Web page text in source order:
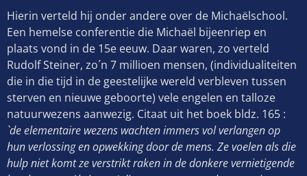
Hierin verteld hij onder andere over de Michaëlschool.
Een hemelse conferentie die Michaël bijeenriep en
plaats vond in de 15e eeuw. Daar waren, zo verteld
Rudolf Steiner, zo´n 7 millioen mensen, (individualiteiten
die in die tijd in de geestelijke wereld verbleven tussen
sterven en nieuwe geboorte) vele engelen en talloze
natuurwezens aanwezig. Citaat uit het boek bldz. 165 :
`de elementaire wezens wachten immers vol verlangen op
hun verlossing en opwekking door de mens. Ze voelen als die
hulp niet komt ze verstrikt raken in de donkere vernietigende